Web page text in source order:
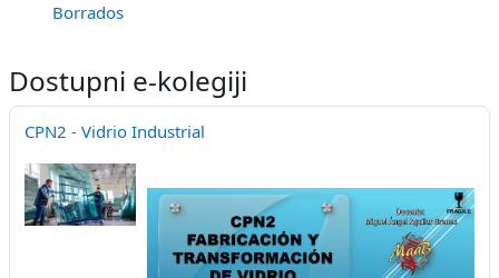
Borrados
Dostupni e-kolegiji
CPN2 - Vidrio Industrial